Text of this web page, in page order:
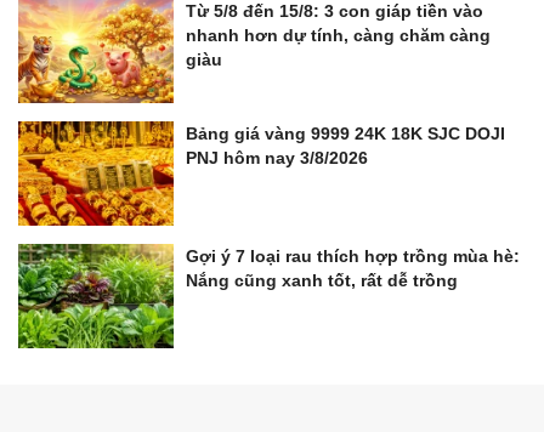
Từ 5/8 đến 15/8: 3 con giáp tiền vào
nhanh hơn dự tính, càng chăm càng
giàu
Bảng giá vàng 9999 24K 18K SJC DOJI
PNJ hôm nay 3/8/2026
Gợi ý 7 loại rau thích hợp trồng mùa hè:
Nắng cũng xanh tốt, rất dễ trồng